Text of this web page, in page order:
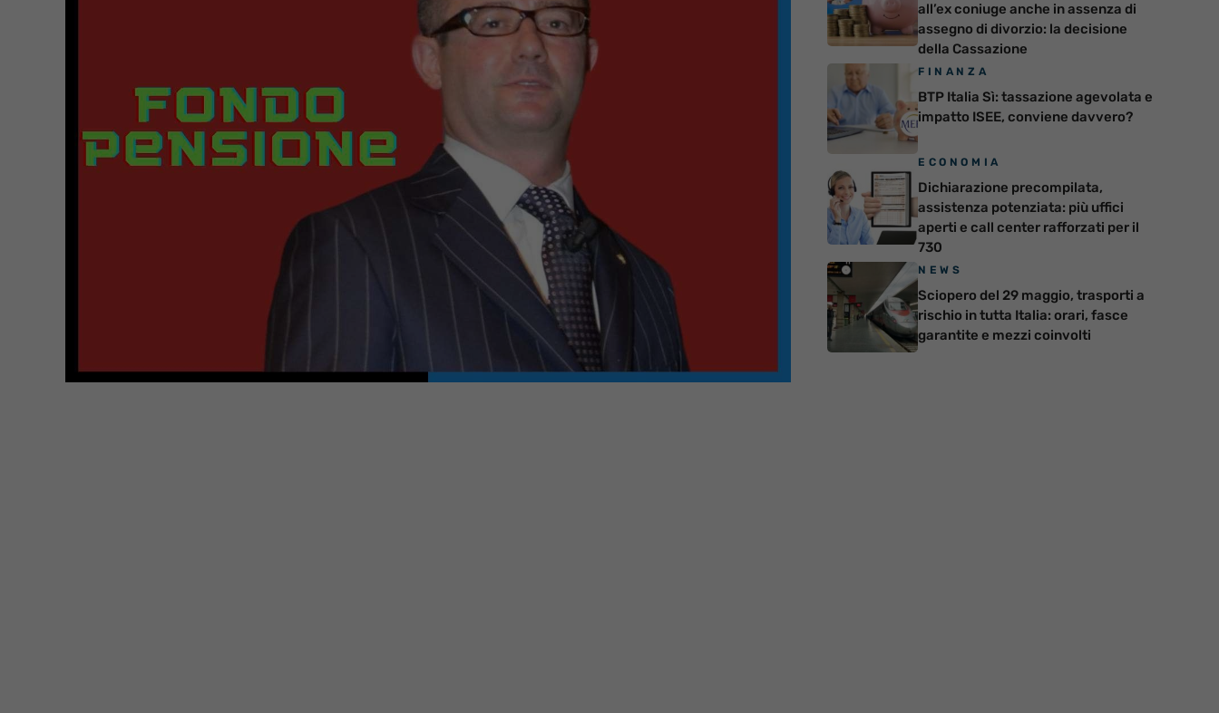
all’ex coniuge anche in assenza di
assegno di divorzio: la decisione
della Cassazione
FINANZA
BTP Italia Sì: tassazione agevolata e
impatto ISEE, conviene davvero?
ECONOMIA
Dichiarazione precompilata,
assistenza potenziata: più uffici
aperti e call center rafforzati per il
730
NEWS
Sciopero del 29 maggio, trasporti a
rischio in tutta Italia: orari, fasce
garantite e mezzi coinvolti